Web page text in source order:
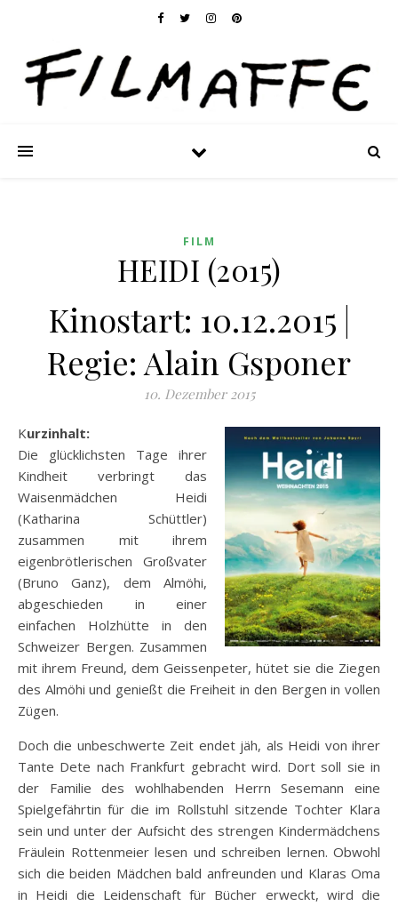
FILM
HEIDI (2015)
Kinostart: 10.12.2015 |
Regie: Alain Gsponer
10. Dezember 2015
Kurzinhalt:
Die glücklichsten Tage ihrer
Kindheit verbringt das
Waisenmädchen Heidi
(Katharina Schüttler)
zusammen mit ihrem
eigenbrötlerischen Großvater
(Bruno Ganz), dem Almöhi,
abgeschieden in einer
einfachen Holzhütte in den
Schweizer Bergen. Zusammen
mit ihrem Freund, dem Geissenpeter, hütet sie die Ziegen
des Almöhi und genießt die Freiheit in den Bergen in vollen
Zügen.
Doch die unbeschwerte Zeit endet jäh, als Heidi von ihrer
Tante Dete nach Frankfurt gebracht wird. Dort soll sie in
der Familie des wohlhabenden Herrn Sesemann eine
Spielgefährtin für die im Rollstuhl sitzende Tochter Klara
sein und unter der Aufsicht des strengen Kindermädchens
Fräulein Rottenmeier lesen und schreiben lernen. Obwohl
sich die beiden Mädchen bald anfreunden und Klaras Oma
in Heidi die Leidenschaft für Bücher erweckt, wird die